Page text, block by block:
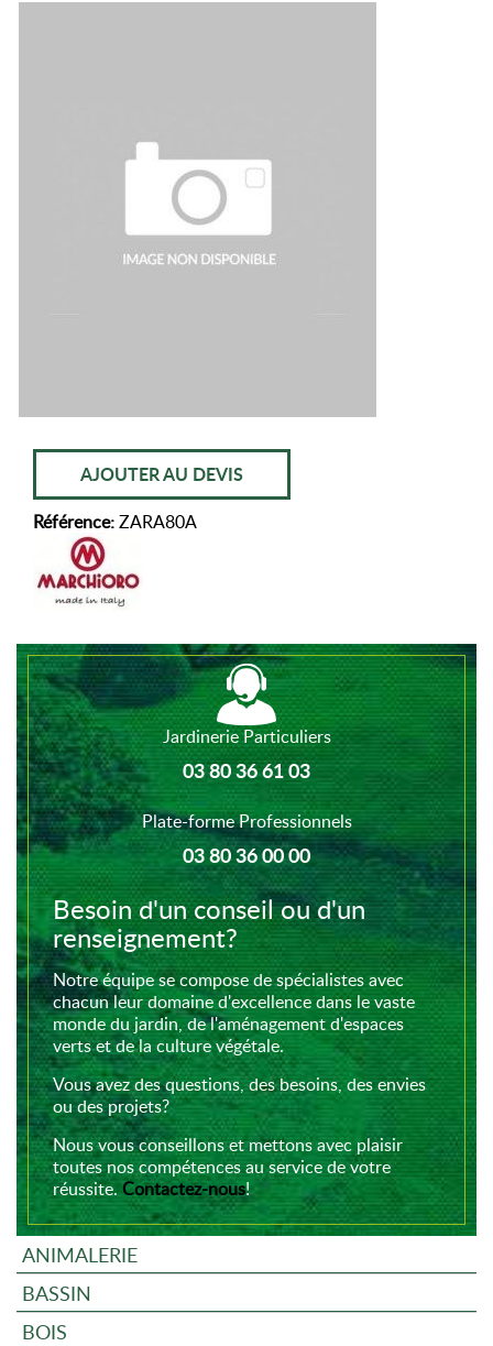
AJOUTER AU DEVIS
Référence:ZARA80A
Jardinerie Particuliers
03 80 36 61 03
Plate-forme Professionnels
03 80 36 00 00
Besoin d'un conseil ou d'un
renseignement?
Notre équipe se compose de spécialistes avec
chacun leur domaine d'excellence dans le vaste
monde du jardin, de l'aménagement d'espaces
verts et de la culture végétale.
Vous avez des questions, des besoins, des envies
ou des projets?
Nous vous conseillons et mettons avec plaisir
toutes nos compétences au service de votre
réussite.Contactez-nous!
ANIMALERIE
BASSIN
BOIS